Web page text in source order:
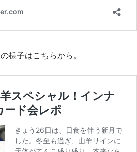
様子はこちらから。